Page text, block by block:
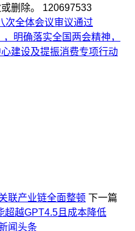
删除。
120697533
次全体会议审议通过
明确落实全国两会精神，
建设及提振消费专项行动
联产业链全面整顿 下一篇
超越GPT4.5且成本降低
闻头条